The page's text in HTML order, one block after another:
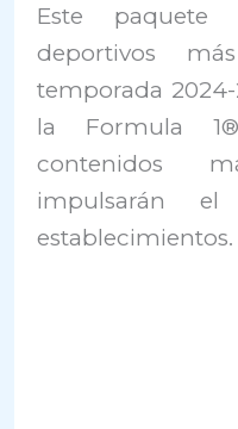
Este paquete
deportivos
temporada
la Formula
contenidos
impulsarán
establecimientos.